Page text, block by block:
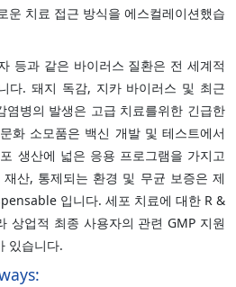
운 치료 접근 방식을 에스컬레이션했습
등과 같은 바이러스 질환은 전 세계적
다. 돼지 독감, 지카 바이러스 및 최근
염병의 발생은 고급 치료를위한 긴급한
화 소모품은 백신 개발 및 테스트에서
생산에 넓은 응용 프로그램을 가지고
산, 통제되는 환경 및 무균 보증은 제
입니다. 세포 치료에 대한 R &
상업적 최종 사용자의 관련 GMP 지원
있습니다.